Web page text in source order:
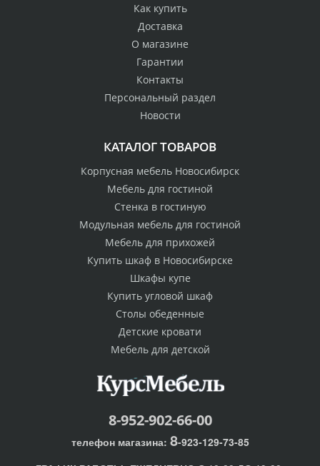
Как купить
Доставка
О магазине
Гарантии
Контакты
Персональный раздел
Новости
КАТАЛОГ ТОВАРОВ
Корпусная мебель Новосибирск
Мебель для гостиной
Стенка в гостиную
Модульная мебель для гостиной
Мебель для прихожей
Купить шкаф в Новосибирске
Шкафы купе
Купить угловой шкаф
Столы обеденные
Детские кровати
Мебель для детской
8-952-902-66-00
телефон магазина: 8-923-129-73-85